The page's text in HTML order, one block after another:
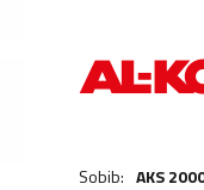
Sobib: AKS